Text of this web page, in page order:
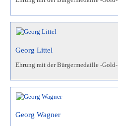
Georg Littel
Ehrung mit der Bürgermedaille -Gold-
Georg Wagner